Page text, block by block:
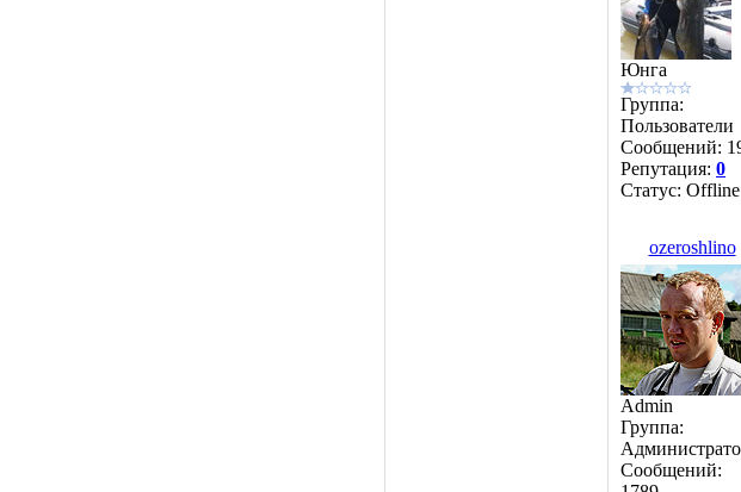
Юнга
Группа:
Пользователи
Сообщений:
Репутация: 0
Статус: Offline
ozeroshlino
Admin
Группа:
Сообщений: